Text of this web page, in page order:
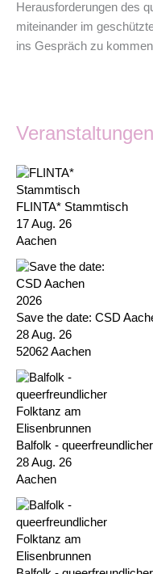
Herausforderungen des
miteinander im
ins Gespräch zu
Veranstaltungen
FLINTA* Stammtisch
17 Aug. 26
Aachen
Save the date: CSD
28 Aug. 26
52062 Aachen
Balfolk -
28 Aug. 26
Aachen